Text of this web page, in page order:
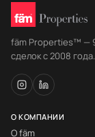
fäm Properties™ —
сделок с 2008 года.
О КОМПАНИИ
О fäm